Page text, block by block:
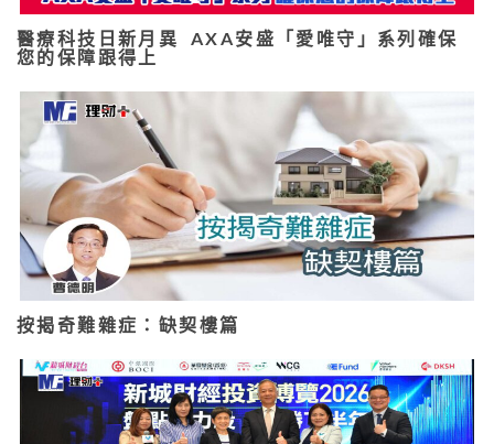
醫療科技日新月異 AXA安盛「愛唯守」系列確保
您的保障跟得上
按揭奇難雜症：缺契樓篇